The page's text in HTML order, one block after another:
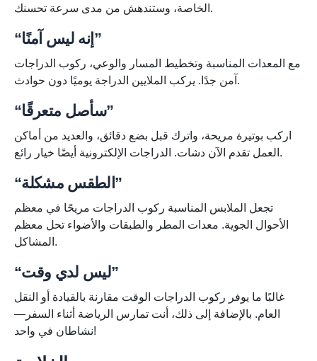
الخاصة، وستندهش من مدى سرعة تحسنك.
“إنه ليس آمنًا”
مع المعدات المناسبة وتخطيط المسار والوعي، ركوب الدراجات
آمن جدًا. يركب الملايين الدراجة يوميًا دون حوادث.
“سأصل متعرقًا”
اركب بوتيرة مريحة، واترك قبل بضع دقائق، والعديد من أماكن
العمل تقدم الآن دشات. الدراجات الإلكترونية أيضًا خيار رائع.
“الطقس مشكلة”
تجعل الملابس المناسبة ركوب الدراجات مريحًا في معظم
الأحوال الجوية. معدات المطر والطبقات والأضواء تحل معظم
المشاكل.
“ليس لدي وقت”
غالبًا ما يوفر ركوب الدراجات الوقت مقارنة بالقيادة أو النقل
العام. بالإضافة إلى ذلك، أنت تمارس الرياضة أثناء السفر—
نشاطان في واحد!